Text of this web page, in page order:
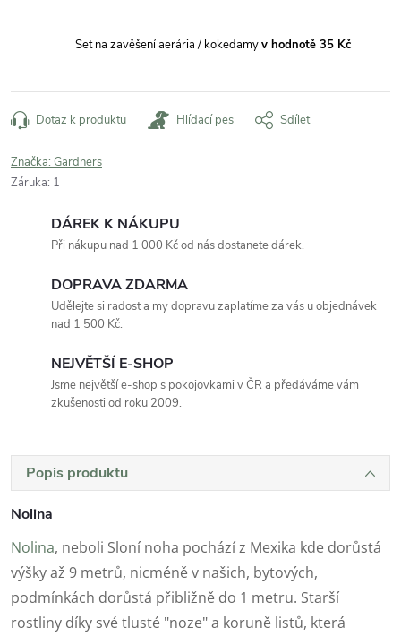
Set na zavěšení aerária / kokedamyv hodnotě 35 Kč
Dotaz k produktu Hlídací pes Sdílet
Značka: Gardners
Záruka: 1
DÁREK K NÁKUPU
Při nákupu nad 1 000 Kč od nás dostanete dárek.
DOPRAVA ZDARMA
Udělejte si radost a my dopravu zaplatíme za vás u objednávek
nad 1 500 Kč.
NEJVĚTŠÍ E-SHOP
Jsme největší e-shop s pokojovkami v ČR a předáváme vám
zkušenosti od roku 2009.
Popis produktu
Nolina
Nolina, neboli Sloní noha pochází z Mexika kde dorůstá
výšky až 9 metrů, nicméně v našich, bytových,
podmínkách dorůstá přibližně do 1 metru. Starší
rostliny díky své tlusté "noze" a koruně listů, která